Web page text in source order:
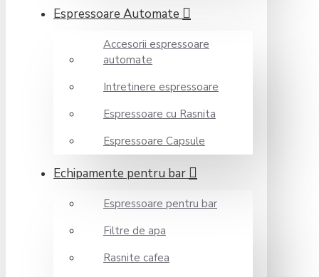
Espressoare Automate
Accesorii espressoare
automate
Intretinere espressoare
Espressoare cu Rasnita
Espressoare Capsule
Echipamente pentru bar
Espressoare pentru bar
Filtre de apa
Rasnite cafea